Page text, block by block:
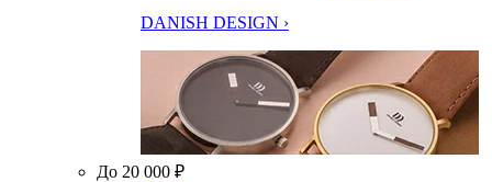
DANISH DESIGN ›
До 20 000 ₽